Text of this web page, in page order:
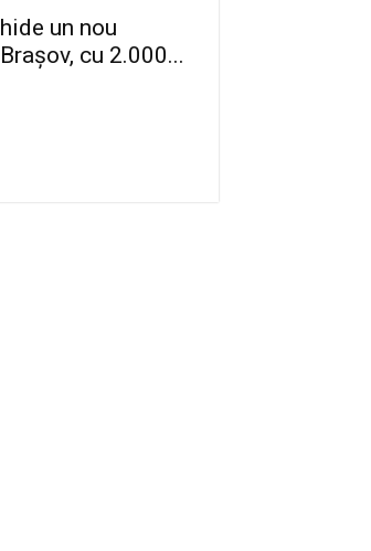
un nou
cu 2.000...